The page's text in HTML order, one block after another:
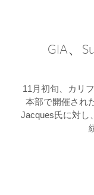
GIA、
11月初旬、カリ
本部で開催され
Jacques氏に対し